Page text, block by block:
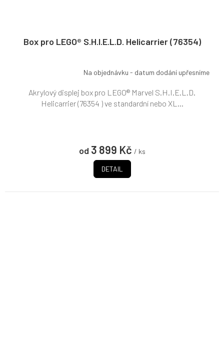
Box pro LEGO® S.H.I.E.L.D. Helicarrier (76354)
Na objednávku - datum dodání upřesníme
od 3 899 Kč / ks
DETAIL
Akrylový displej box pro LEGO® Marvel S.H.I.E.L.D.
Helicarrier (76354 ) ve standardní nebo XL...